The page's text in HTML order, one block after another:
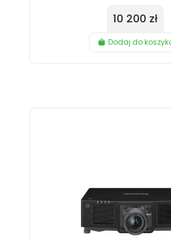
10 200 zł
Dodaj do